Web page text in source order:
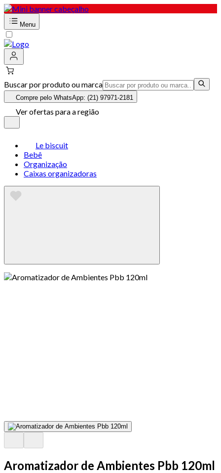
Menu
Buscar por produto ou marca
Compre pelo WhatsApp: (21) 97971-2181
Ver ofertas para a região
Le biscuit
Bebê
Organização
Caixas organizadoras
Aromatizador de Ambientes Pbb 120ml